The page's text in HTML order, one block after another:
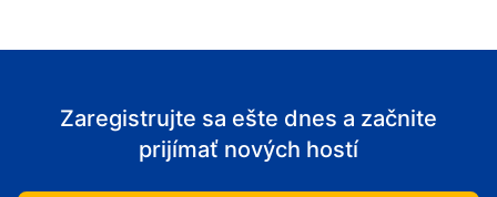
Zaregistrujte sa ešte dnes a začnite
prijímať nových hostí